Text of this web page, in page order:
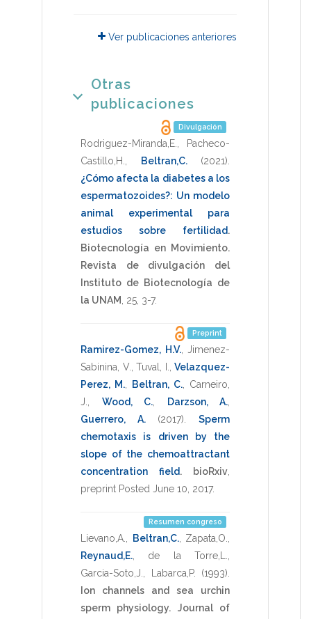
Ver publicaciones anteriores
Otras
publicaciones
Divulgación
Rodriguez-Miranda,E.,
Pacheco-
Castillo,H., Beltran,C. (2021).
¿Cómo afecta la diabetes a los
espermatozoides?: Un modelo
animal experimental para
estudios sobre fertilidad.
Biotecnología en Movimiento.
Revista de divulgación del
Instituto de Biotecnología de
la UNAM, 25, 3-7.
Preprint
Ramirez-Gomez, H.V., Jimenez-
Sabinina, V., Tuval, I., Velazquez-
Perez, M., Beltran, C., Carneiro,
J., Wood, C., Darzson, A.,
Guerrero, A.
(2017).Sperm
chemotaxis is driven by the
slope of the chemoattractant
concentration field. bioRxiv,
preprint Posted June 10, 2017.
Resumen congreso
Lievano,A., Beltran,C., Zapata,O.,
Reynaud,E., de la Torre,L.,
Garcia-Soto,J., Labarca,P. (1993).
Ion channels and sea urchin
sperm physiology.
Journal of